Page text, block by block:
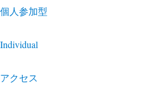
個人参加型
Individual
アクセス